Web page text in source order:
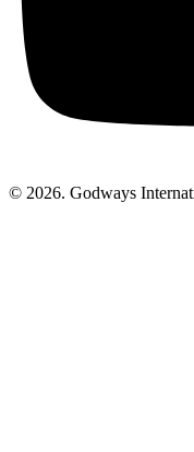
© 2026. Godways